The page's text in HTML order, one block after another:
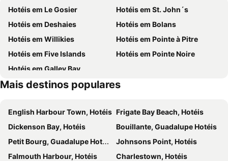
Hotéis em Le Gosier
Hotéis em St. John´s
Hotéis em Deshaies
Hotéis em Bolans
Hotéis em Willikies
Hotéis em Pointe à Pitre
Hotéis em Five Islands
Hotéis em Pointe Noire
Hotéis em Galley Bay
Mais destinos populares
English Harbour Town, Hotéis Frigate Bay Beach, Hotéis
Dickenson Bay, Hotéis
Bouillante, Guadalupe Hotéis
Petit Bourg, Guadalupe Hotéis
Johnsons Point, Hotéis
Falmouth Harbour, Hotéis
Charlestown, Hotéis